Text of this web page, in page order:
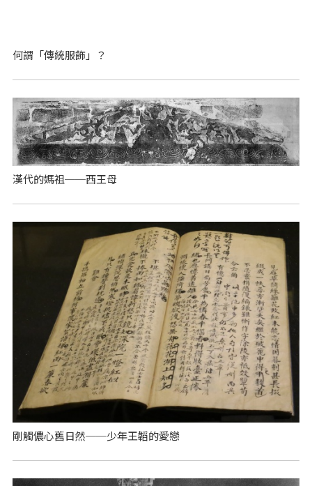
何謂「傳統服飾」？
漢代的媽祖──西王母
剛觸儂心舊日然──少年王韜的愛戀